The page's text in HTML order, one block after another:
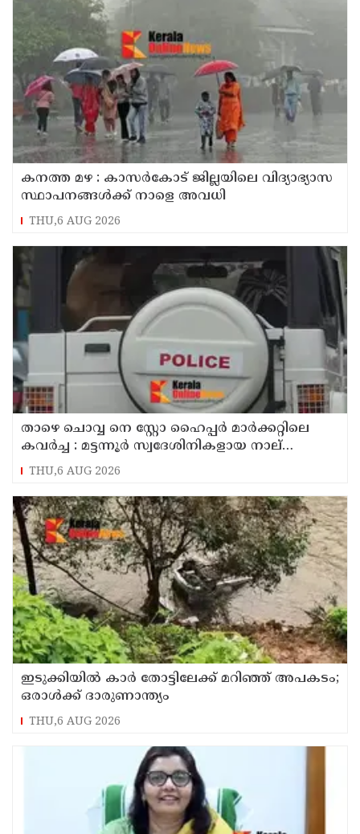
കനത്ത മഴ : കാസർകോട് ജില്ലയിലെ വിദ്യാഭ്യാസ
സ്ഥാപനങ്ങൾക്ക് നാളെ അവധി
THU,6 AUG 2026
താഴെ ചൊവ്വ നെ സ്റ്റോ ഹൈപ്പർ മാർക്കറ്റിലെ
കവർച്ച : മട്ടന്നൂർ സ്വദേശിനികളായ നാല്
പ്രതികൾ പിടിയിൽ
THU,6 AUG 2026
ഇടുക്കിയിൽ കാർ തോട്ടിലേക്ക് മറിഞ്ഞ് അപകടം;
ഒരാൾക്ക് ദാരുണാന്ത്യം
THU,6 AUG 2026